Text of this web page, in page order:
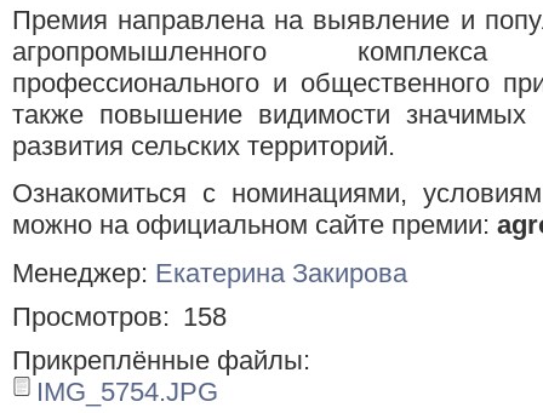
Премия направлена на выявление и
агропромышленного
профессионального и общественного
также повышение видимости
развития сельских территорий.
Ознакомиться с номинациями,
можно на официальном сайте премии:
Менеджер: Екатерина Закирова
Просмотров: 158
Прикреплённые файлы:
IMG_5754.JPG